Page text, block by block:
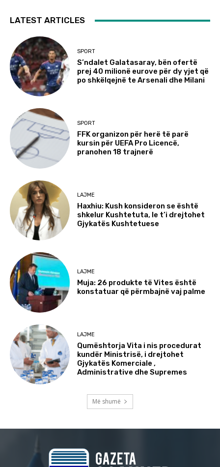
LATEST ARTICLES
SPORT
S’ndalet Galatasaray, bën ofertë
prej 40 milionë eurove për dy yjet që
po shkëlqejnë te Arsenali dhe Milani
SPORT
FFK organizon për herë të parë
kursin për UEFA Pro Licencë,
pranohen 18 trajnerë
LAJME
Haxhiu: Kush konsideron se është
shkelur Kushtetuta, le t’i drejtohet
Gjykatës Kushtetuese
LAJME
Muja: 26 produkte të Vites është
konstatuar që përmbajnë vaj palme
LAJME
Qumështorja Vita i nis procedurat
kundër Ministrisë, i drejtohet
Gjykatës Komerciale ,
Administrative dhe Supremes
Më shumë